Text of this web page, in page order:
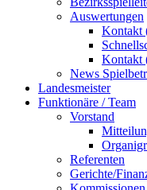
Auswertungen
Kontakt
Kontakt
News
Landesmeister
Funktionäre / Team
Vorstand
Referenten
Gerichte/